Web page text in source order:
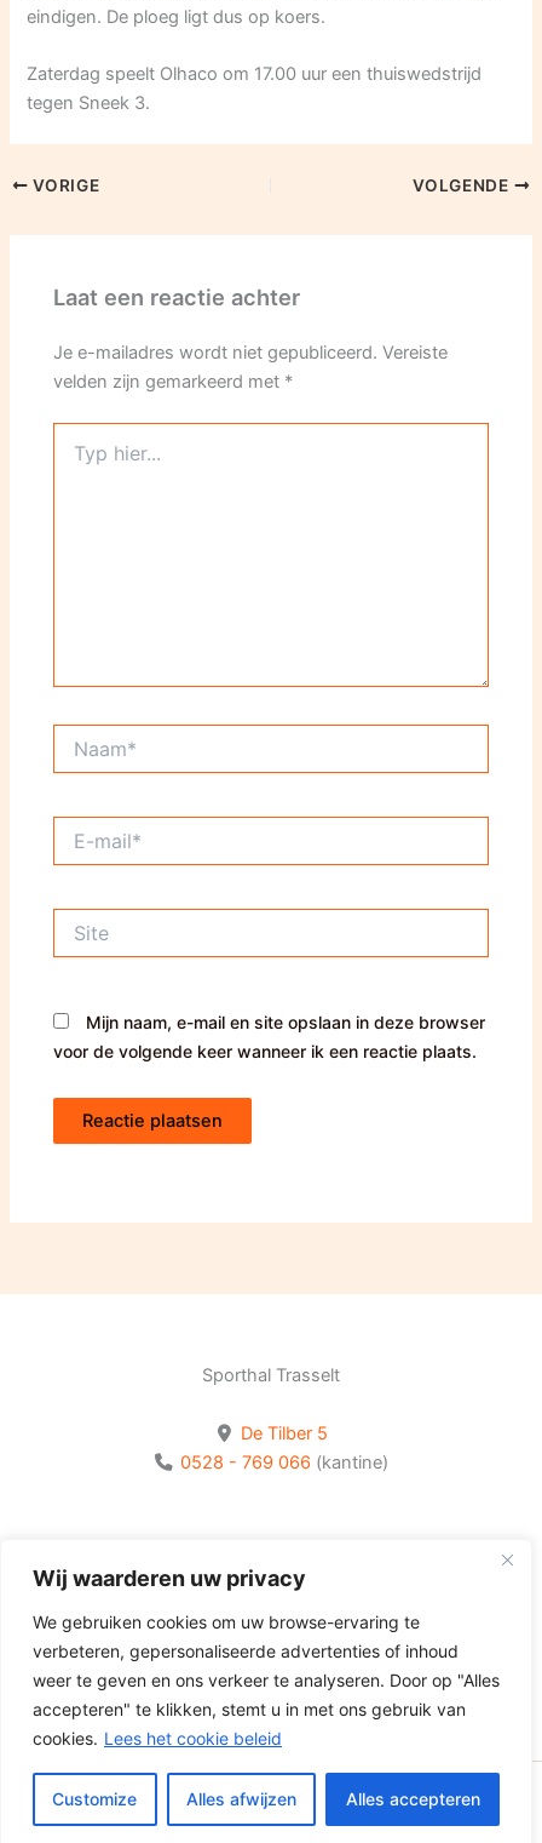
Wij waarderen uw privacy
We gebruiken cookies om uw browse-ervaring te
verbeteren, gepersonaliseerde advertenties of inhoud
weer te geven en ons verkeer te analyseren. Door op "Alles
accepteren" te klikken, stemt u in met ons gebruik van
cookies. Lees het cookie beleid
Customize Alles afwijzen Alles accepteren
eindigen. De ploeg ligt dus op koers.
Zaterdag speelt Olhaco om 17.00 uur een thuiswedstrijd
tegen Sneek 3.
VORIGE VOLGENDE
Laat een reactie achter
Je e-mailadres wordt niet gepubliceerd. Vereiste
velden zijn gemarkeerd met *
hier...
mail*
Mijn naam, e-mail en site opslaan in deze browser
voor de volgende keer wanneer ik een reactie plaats.
Sporthal Trasselt
De Tilber 5
0528 - 769 066 (kantine)
Volg Olhaco op Facebook
Volg Olhaco op Instagram
Volg Olhaco op Youtube
Copyright © 2026 Volleybalvereniging Olhaco